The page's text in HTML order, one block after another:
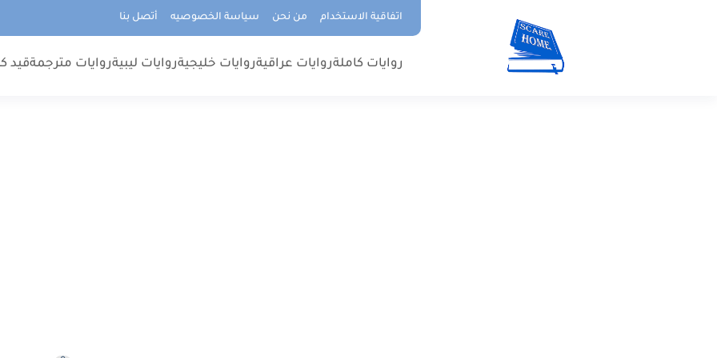
اتفاقية الاستخدام من نحن سياسة الخصوصيه أتصل بنا
روايات كاملةروايات عراقيةروايات خليجيةروايات ليبيةروايات مترجمةقيد